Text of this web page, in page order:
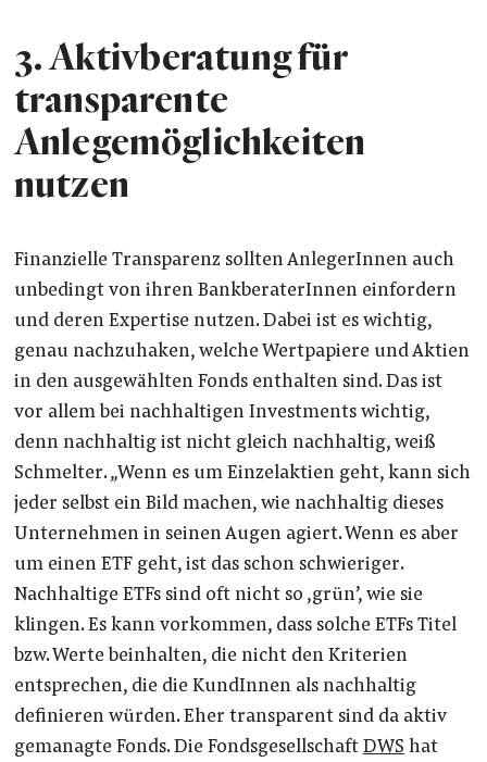
3. Aktivberatung für
transparente
Anlegemöglichkeiten
nutzen
Finanzielle Transparenz sollten AnlegerInnen auch
unbedingt von ihren BankberaterInnen einfordern
und deren Expertise nutzen. Dabei ist es wichtig,
genau nachzuhaken, welche Wertpapiere und Aktien
in den ausgewählten Fonds enthalten sind. Das ist
vor allem bei nachhaltigen Investments wichtig,
denn nachhaltig ist nicht gleich nachhaltig, weiß
Schmelter. „Wenn es um Einzelaktien geht, kann sich
jeder selbst ein Bild machen, wie nachhaltig dieses
Unternehmen in seinen Augen agiert. Wenn es aber
um einen ETF geht, ist das schon schwieriger.
Nachhaltige ETFs sind oft nicht so ‚grün’, wie sie
klingen. Es kann vorkommen, dass solche ETFs Titel
bzw. Werte beinhalten, die nicht den Kriterien
entsprechen, die die KundInnen als nachhaltig
definieren würden. Eher transparent sind da aktiv
gemanagte Fonds. Die Fondsgesellschaft DWS hat